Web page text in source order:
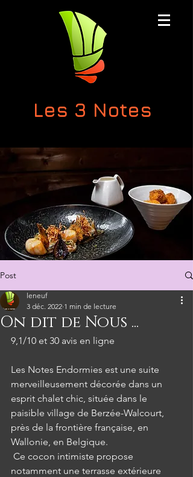
Les 3 Notes
Post
On dit de Nous ...
leneuf
3 déc. 2022 1 min de lecture
9,1/10 et 30 avis en ligne
Les Notes Endormies est une suite
merveilleusement décorée dans un
esprit chalet chic, située dans le
paisible village de Berzée-Walcourt,
près de la frontière française, en
Wallonie, en Belgique.
notamment une terrasse extérieure